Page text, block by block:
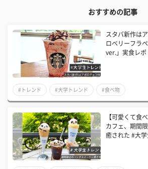
おすすめの記事
スタバ新作は
ロベリーフラ
ver.」実食レ
#トレンド #大学トレンド #食べ物
【可愛くて食
カフェ、期間
癒された #大